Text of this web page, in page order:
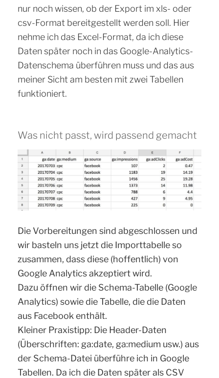
nur noch wissen, ob der Export im xls- oder
csv-Format bereitgestellt werden soll. Hier
nehme ich das Excel-Format, da ich diese
Daten später noch in das Google-Analytics-
Datenschema überführen muss und das aus
meiner Sicht am besten mit zwei Tabellen
funktioniert.
Was nicht passt, wird passend gemacht
Die Vorbereitungen sind abgeschlossen und
wir basteln uns jetzt die Importtabelle so
zusammen, dass diese (hoffentlich) von
Google Analytics akzeptiert wird.
Dazu öffnen wir die Schema-Tabelle (Google
Analytics) sowie die Tabelle, die die Daten
aus Facebook enthält.
Kleiner Praxistipp: Die Header-Daten
(Überschriften: ga:date, ga:medium usw.) aus
der Schema-Datei überführe ich in Google
Tabellen. Da ich die Daten später als CSV